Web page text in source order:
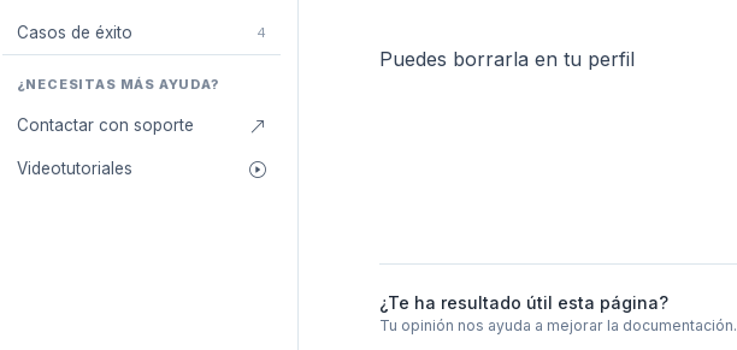
Casos de éxito 4
¿NECESITAS MÁS AYUDA?
Contactar con soporte
Videotutoriales
Puedes borrarla en tu perfil
¿Te ha resultado útil esta página?
Tu opinión nos ayuda a mejorar la documentación.